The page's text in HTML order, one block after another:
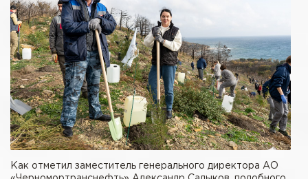
Как отметил заместитель генерального директора АО